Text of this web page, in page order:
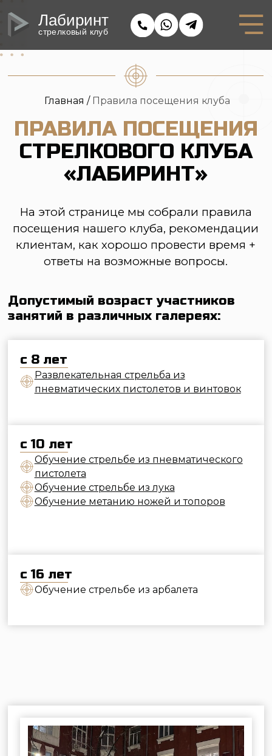
стрелковый клуб
Лабиринт
Главная /Правила посещения клуба
На этой странице мы собрали правила
посещения нашего клуба, рекомендации
ПРАВИЛА ПОСЕЩЕНИЯ
«ЛАБИРИНТ»
пневматических пистолетов и винтовок
с 10 лет
пистолета
Обучение стрельбе из лука
Обучение метанию ножей и топоров
Обучение стрельбе из арбалета
Приезжайте за 10 минут до
начала занятия. На территории
есть парковка.
За сутки мы отправляем через WhatsApp
напоминание с возможностью подтвердить
Допустимый возраст участников